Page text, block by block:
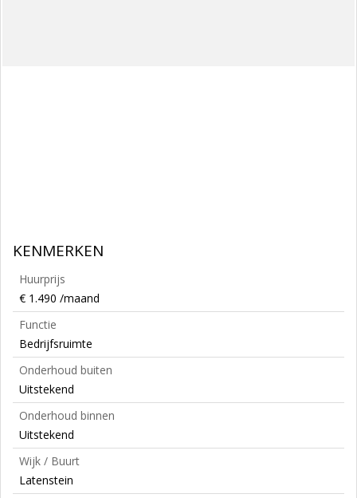
KENMERKEN
Huurprijs
€ 1.490 /maand
Functie
Bedrijfsruimte
Onderhoud buiten
Uitstekend
Onderhoud binnen
Uitstekend
Wijk / Buurt
Latenstein